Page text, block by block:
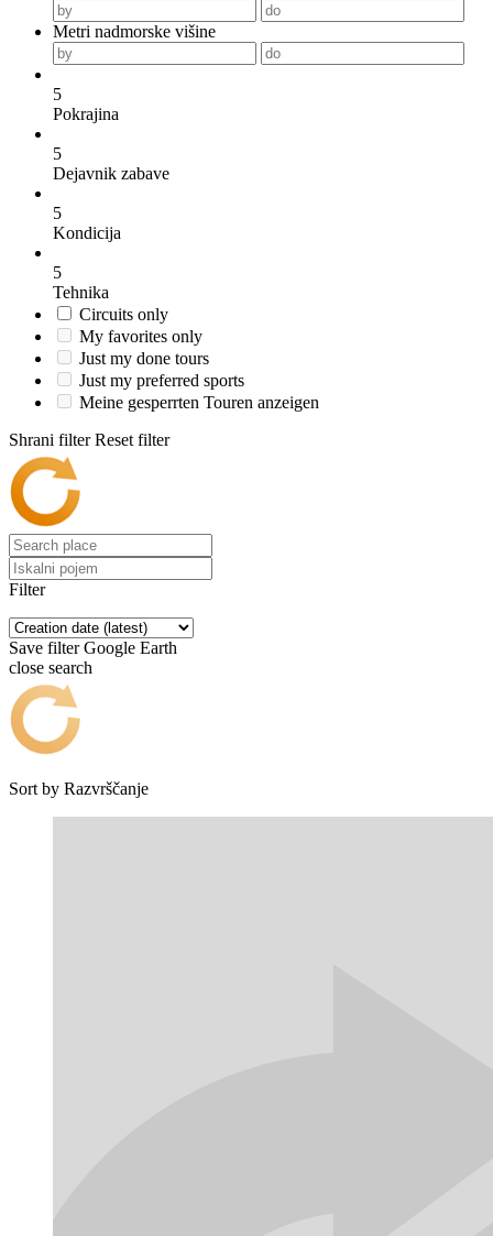
Metri nadmorske višine
5
Pokrajina
5
Dejavnik zabave
5
Kondicija
5
Tehnika
Circuits only
My favorites only
Just my done tours
Just my preferred sports
Meine gesperrten Touren anzeigen
Shrani filter Reset filter
Filter
Save filter Google Earth
close search
Sort by Razvrščanje